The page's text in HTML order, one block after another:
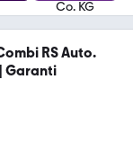
RS Auto.
Garanti